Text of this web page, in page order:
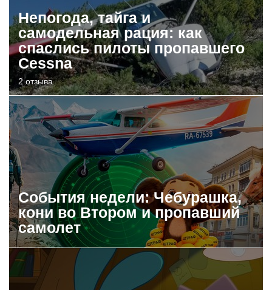
Непогода, тайга и
самодельная рация: как
спаслись пилоты пропавшего
Cessna
2 отзыва
События недели: Чебурашка,
кони во Втором и пропавший
самолет